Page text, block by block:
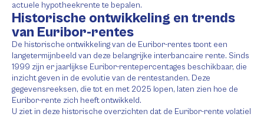
actuele hypotheekrente te bepalen.
Historische ontwikkeling en trends
van Euribor-rentes
De historische ontwikkeling van de Euribor-rentes toont een
langetermijnbeeld van deze belangrijke interbancaire rente. Sinds
1999 zijn er jaarlijkse Euribor-rentepercentages beschikbaar, die
inzicht geven in de evolutie van de rentestanden. Deze
gegevensreeksen, die tot en met 2025 lopen, laten zien hoe de
Euribor-rente zich heeft ontwikkeld.
U ziet in deze historische overzichten dat de Euribor-rente volatiel